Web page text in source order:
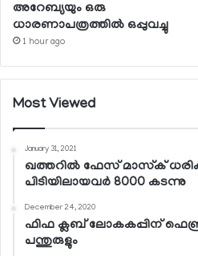
അറേബ്യയും ഒരു
ധാരണാപത്രത്തില്‍ ഒപ്പുവച്ചു
1 hour ago
Most Viewed
January 31, 2021
ഖത്തറില്‍ ഫേസ് മാസ്‌ക്
പിടിയിലായവര്‍ 8000 കടന്നു
December 24, 2020
ഫിഫ ക്ലബ് ലോകകപ്പിന്
പന്തുരുളും